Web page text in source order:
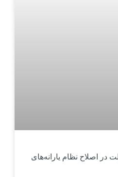
دولت در اصلاح نظام یارانه‌های